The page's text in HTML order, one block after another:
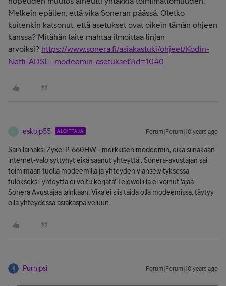
Melkein epäilen, että vika Soneran päässä. Oletko
kuitenkin katsonut, että asetukset ovat oikein tämän ohjeen
kanssa? Mitähän laite mahtaa ilmoittaa linjan
arvoiksi? https://www.sonera.fi/asiakastuki/ohjeet/Kodin-
Netti-ADSL--modeemin-asetukset?id=1040
eskojp55 ALOITTAJA Forum|Forum|10 years ago
Sain lainaksi Zyxel P-660HW - merkkisen modeemin, eikä siinäkään
internet-valo syttynyt eikä saanut yhteyttä.. Sonera-avustajan sai
toimimaan tuolla modeemilla ja yhteyden vianselvityksessä
tulokseksi 'yhteyttä ei voitu korjata' Telewellillä ei voinut 'ajaa'
Sonera Avustajaa lainkaan. Vika ei siis taida olla modeemissa, täytyy
olla yhteydessä asiakaspalveluun.
Purnipsi Forum|Forum|10 years ago